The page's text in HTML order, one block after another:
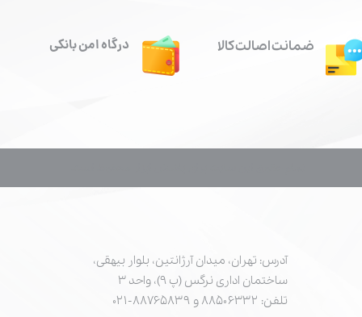
درگاه امن بانکی ضمانت اصالت کالا
آدرس: تهران، میدان آرژانتین، بلوار بیهقی،
ساختمان اداری نرگس (پ ۹)، واحد ۳
تلفن: ۸۸۵۰۶۳۳۲ و ۸۸۷۶۵۸۳۹-۰۲۱